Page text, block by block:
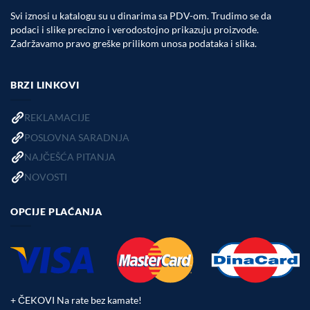
Svi iznosi u katalogu su u dinarima sa PDV-om. Trudimo se da
podaci i slike precizno i verodostojno prikazuju proizvode.
Zadržavamo pravo greške prilikom unosa podataka i slika.
BRZI LINKOVI
REKLAMACIJE
POSLOVNA SARADNJA
NAJČEŠĆA PITANJA
NOVOSTI
OPCIJE PLAĆANJA
+ ČEKOVI Na rate bez kamate!